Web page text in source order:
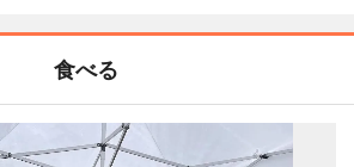
食べる